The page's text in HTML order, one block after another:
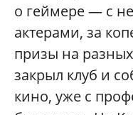
о геймере — с
актерами, за
призы на
закрыл клуб и
кино, уже с